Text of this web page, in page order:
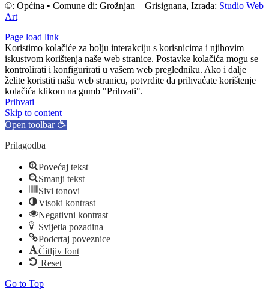
©: Općina • Comune di: Grožnjan – Grisignana, Izrada: Studio Web
Art
Page load link
Koristimo kolačiće za bolju interakciju s korisnicima i njihovim
iskustvom korištenja naše web stranice. Postavke kolačića mogu se
kontrolirati i konfigurirati u vašem web pregledniku. Ako i dalje
želite koristiti našu web stranicu, potvrdite da prihvaćate korištenje
kolačića klikom na gumb "Prihvati".
Prihvati
Skip to content
Open toolbar
Prilagodba
Povećaj tekst
Smanji tekst
Sivi tonovi
Visoki kontrast
Negativni kontrast
Svijetla pozadina
Podcrtaj poveznice
Čitljiv font
Reset
Go to Top